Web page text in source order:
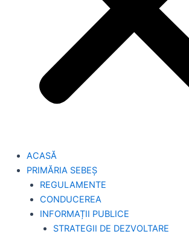
ACASĂ
PRIMĂRIA SEBEȘ
REGULAMENTE
CONDUCEREA
INFORMAȚII PUBLICE
STRATEGII DE DEZVOLTARE